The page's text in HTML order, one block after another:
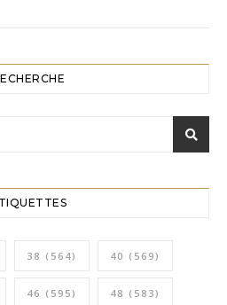
38 (564) 40 (569)
46 (595) 48 (583)